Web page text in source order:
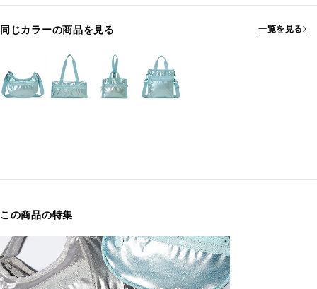
同じカラーの商品を見る 一覧を見る
この商品の特集